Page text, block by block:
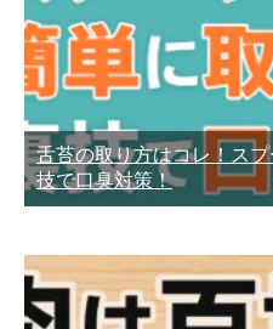
舌苔の取り方はコレ！ス
技で口臭対策！